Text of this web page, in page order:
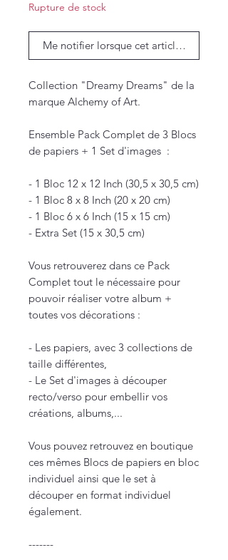
Rupture de stock
Me notifier lorsque cet article est
Collection "Dreamy Dreams" de la
marque Alchemy of Art.
Ensemble Pack Complet de 3 Blocs
de papiers + 1 Set d'images :
- 1 Bloc 12 x 12 Inch (30,5 x 30,5 cm)
- 1 Bloc 8 x 8 Inch (20 x 20 cm)
- 1 Bloc 6 x 6 Inch (15 x 15 cm)
- Extra Set (15 x 30,5 cm)
Vous retrouverez dans ce Pack
Complet tout le nécessaire pour
pouvoir réaliser votre album +
toutes vos décorations :
- Les papiers, avec 3 collections de
taille différentes,
- Le Set d'images à découper
recto/verso pour embellir vos
créations, albums,...
Vous pouvez retrouvez en boutique
ces mêmes Blocs de papiers en bloc
individuel ainsi que le set à
découper en format individuel
également.
-------